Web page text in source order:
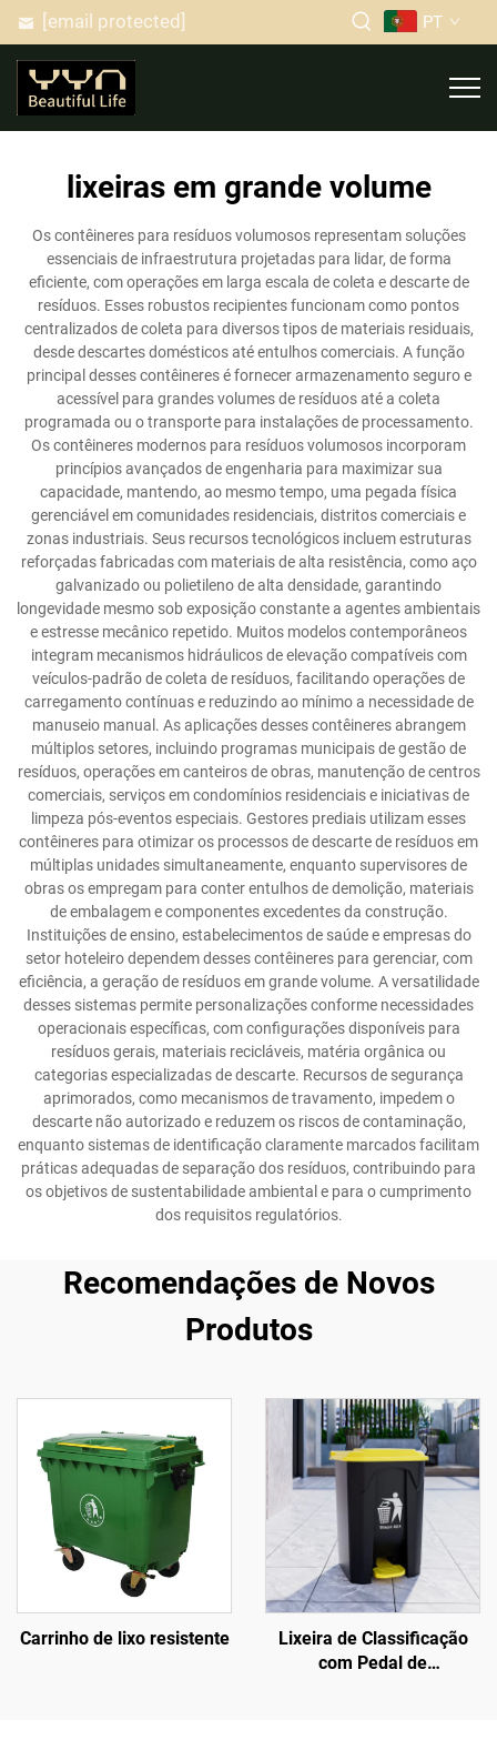
[email protected] PT
lixeiras em grande volume
Os contêineres para resíduos volumosos representam soluções
essenciais de infraestrutura projetadas para lidar, de forma
eficiente, com operações em larga escala de coleta e descarte de
resíduos. Esses robustos recipientes funcionam como pontos
centralizados de coleta para diversos tipos de materiais residuais,
desde descartes domésticos até entulhos comerciais. A função
principal desses contêineres é fornecer armazenamento seguro e
acessível para grandes volumes de resíduos até a coleta
programada ou o transporte para instalações de processamento.
Os contêineres modernos para resíduos volumosos incorporam
princípios avançados de engenharia para maximizar sua
capacidade, mantendo, ao mesmo tempo, uma pegada física
gerenciável em comunidades residenciais, distritos comerciais e
zonas industriais. Seus recursos tecnológicos incluem estruturas
reforçadas fabricadas com materiais de alta resistência, como aço
galvanizado ou polietileno de alta densidade, garantindo
longevidade mesmo sob exposição constante a agentes ambientais
e estresse mecânico repetido. Muitos modelos contemporâneos
integram mecanismos hidráulicos de elevação compatíveis com
veículos-padrão de coleta de resíduos, facilitando operações de
carregamento contínuas e reduzindo ao mínimo a necessidade de
manuseio manual. As aplicações desses contêineres abrangem
múltiplos setores, incluindo programas municipais de gestão de
resíduos, operações em canteiros de obras, manutenção de centros
comerciais, serviços em condomínios residenciais e iniciativas de
limpeza pós-eventos especiais. Gestores prediais utilizam esses
contêineres para otimizar os processos de descarte de resíduos em
múltiplas unidades simultaneamente, enquanto supervisores de
obras os empregam para conter entulhos de demolição, materiais
de embalagem e componentes excedentes da construção.
Instituições de ensino, estabelecimentos de saúde e empresas do
setor hoteleiro dependem desses contêineres para gerenciar, com
eficiência, a geração de resíduos em grande volume. A versatilidade
desses sistemas permite personalizações conforme necessidades
operacionais específicas, com configurações disponíveis para
resíduos gerais, materiais recicláveis, matéria orgânica ou
categorias especializadas de descarte. Recursos de segurança
aprimorados, como mecanismos de travamento, impedem o
descarte não autorizado e reduzem os riscos de contaminação,
enquanto sistemas de identificação claramente marcados facilitam
práticas adequadas de separação dos resíduos, contribuindo para
os objetivos de sustentabilidade ambiental e para o cumprimento
dos requisitos regulatórios.
Recomendações de Novos
Produtos
Carrinho de lixo resistente
Lixeira de Classificação
com Pedal de